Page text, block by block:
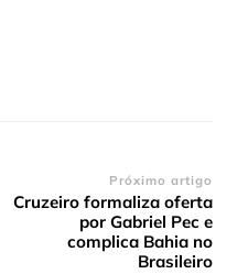
Próximo artigo
Cruzeiro formaliza oferta
por Gabriel Pec e
complica Bahia no
Brasileiro